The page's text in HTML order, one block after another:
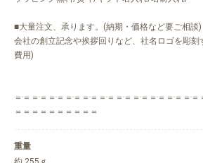
■大量注文、承ります。(納期・価格など要ご相談)
会社の創立記念や挨拶回りなど、社名ロゴを彫刻
費用)
＝＝＝＝＝＝＝＝＝＝＝＝＝＝＝＝＝＝＝＝＝＝
＝＝＝＝＝＝＝＝＝＝
重量